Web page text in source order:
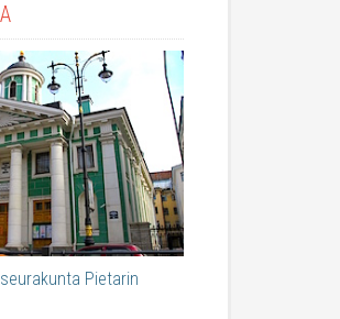
Pietarin